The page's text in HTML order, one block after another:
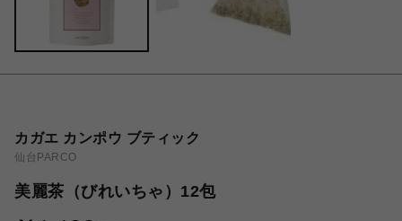
カガエ カンポウ ブティック
仙台PARCO
美麗茶（びれいちゃ）12包